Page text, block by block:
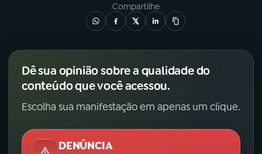
Compartilhe
Dê sua opinião sobre a qualidade do
conteúdo que você acessou.
Escolha sua manifestação em apenas um clique.
DENÚNCIA